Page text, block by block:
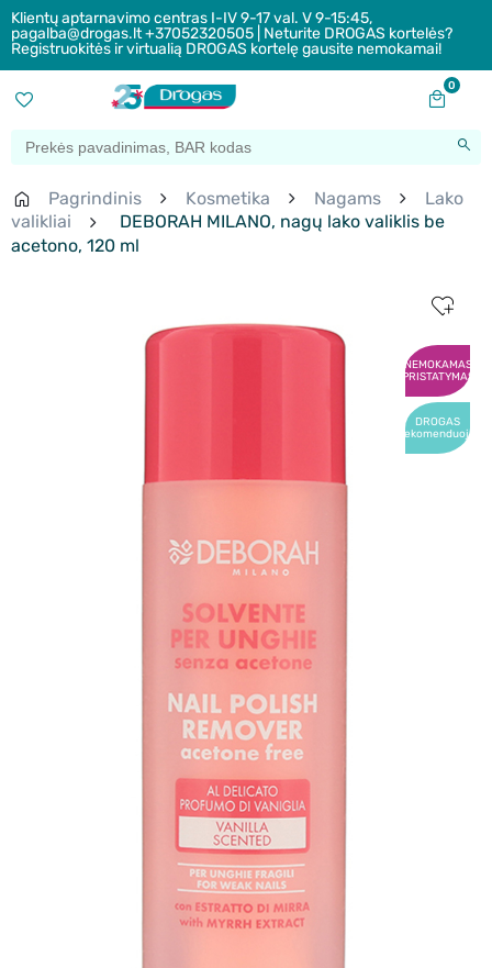
Klientų aptarnavimo centras I-IV 9-17 val. V 9-15:45,
pagalba@drogas.lt +37052320505 | Neturite DROGAS kortelės?
Registruokitės ir virtualią DROGAS kortelę gausite nemokamai!
0
Pagrindinis Kosmetika Nagams
Lako
valikliai
DEBORAH MILANO, nagų lako valiklis be
acetono, 120 ml
NEMOKAMAS
PRISTATYMAS
DROGAS
rekomenduoja